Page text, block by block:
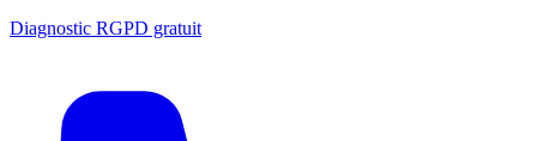
Diagnostic RGPD gratuit